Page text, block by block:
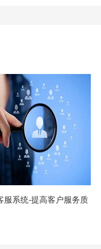
服系统-提高客户服务质